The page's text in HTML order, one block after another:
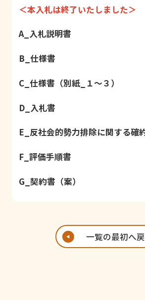
＜本入札は終了いたしました＞
A_入札説明書
B_仕様書
C_仕様書（別紙_１～３）
D_入札書
E_反社会的勢力排除に関する確
F_評価手順書
G_契約書（案）
一覧の最初へ